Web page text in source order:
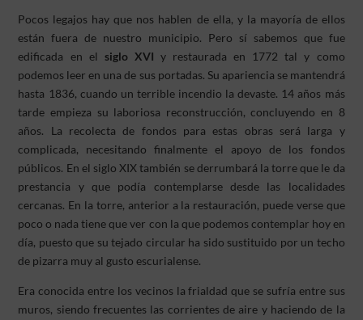
Pocos legajos hay que nos hablen de ella, y la mayoría de ellos
están fuera de nuestro municipio. Pero sí sabemos que fue
edificada en el siglo XVI y restaurada en 1772 tal y como
podemos leer en una de sus portadas. Su apariencia se mantendrá
hasta 1836, cuando un terrible incendio la devaste. 14 años más
tarde empieza su laboriosa reconstrucción, concluyendo en 8
años. La recolecta de fondos para estas obras será larga y
complicada, necesitando finalmente el apoyo de los fondos
públicos. En el siglo XIX también se derrumbará la torre que le da
prestancia y que podía contemplarse desde las localidades
cercanas. En la torre, anterior a la restauración, puede verse que
poco o nada tiene que ver con la que podemos contemplar hoy en
día, puesto que su tejado circular ha sido sustituido por un techo
de pizarra muy al gusto escurialense.
Era conocida entre los vecinos la frialdad que se sufría entre sus
muros, siendo frecuentes las corrientes de aire y haciendo de la